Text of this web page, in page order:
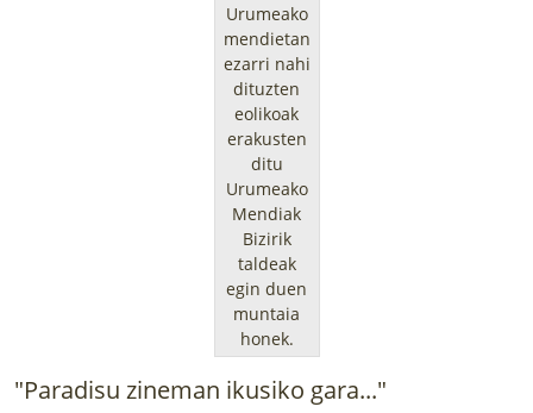
Urumeako
mendietan
ezarri nahi
dituzten
eolikoak
erakusten
ditu
Urumeako
Mendiak
Bizirik
taldeak
egin duen
muntaia
honek.
"Paradisu zineman ikusiko gara..."